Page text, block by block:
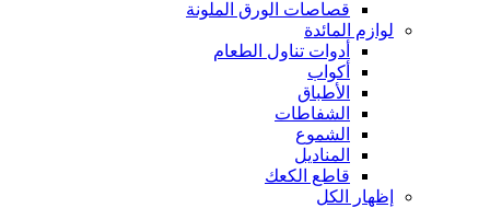
قصاصات الورق الملونة
لوازم المائدة
أدوات تناول الطعام
أكواب
الأطباق
الشفاطات
الشموع
المناديل
قاطع الكعك
إظهار الكل